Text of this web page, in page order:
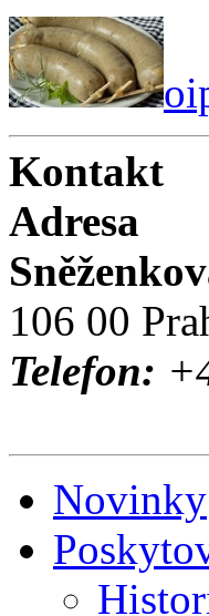
Kontakt
Adresa
106 00
Telefon:
Novinky